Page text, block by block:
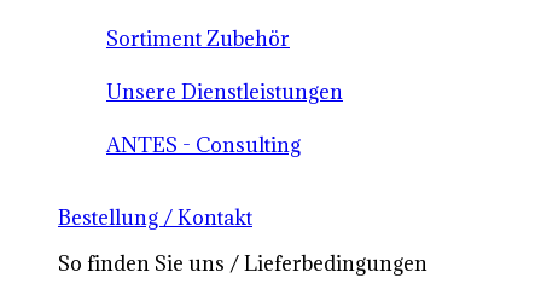
Sortiment Zubehör
Unsere Dienstleistungen
ANTES - Consulting
Bestellung / Kontakt
So finden Sie uns / Lieferbedingungen